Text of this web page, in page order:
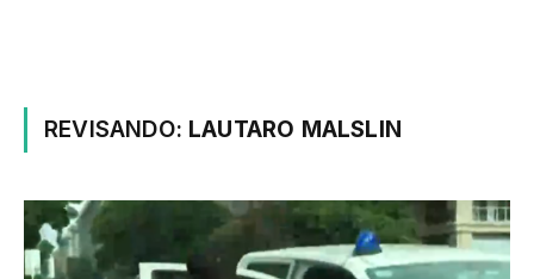
REVISANDO: LAUTARO MALSLIN